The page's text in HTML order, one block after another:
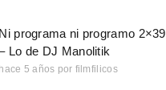
Ni programa ni programo 2×39
Lo de DJ Manolitik
hace 5 años por filmfilicos